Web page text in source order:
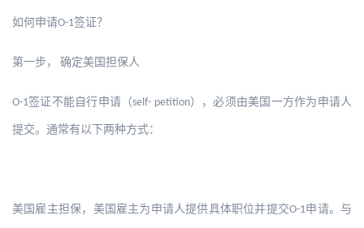
如何申请O-1签证？
第一步， 确定美国担保人
O-1签证不能自行申请（self- petition），必须由美国一方作为申请人
提交。通常有以下两种方式：
美国雇主担保，美国雇主为申请人提供具体职位并提交O-1申请。与